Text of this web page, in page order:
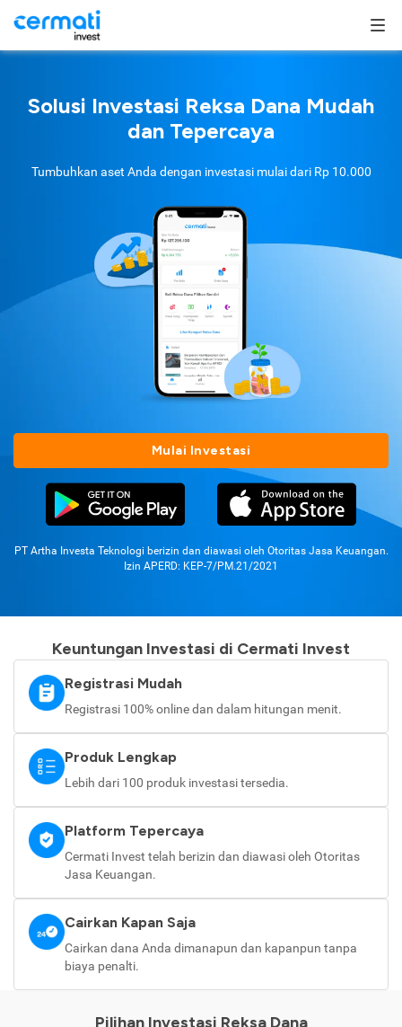
Solusi Investasi Reksa Dana Mudah
dan Tepercaya
Tumbuhkan aset Anda dengan investasi mulai dari Rp 10.000
Mulai Investasi
PT Artha Investa Teknologi berizin dan diawasi oleh Otoritas Jasa Keuangan.
Izin APERD: KEP-7/PM.21/2021
Keuntungan Investasi di Cermati Invest
Registrasi Mudah
Registrasi 100% online dan dalam hitungan menit.
Produk Lengkap
Lebih dari 100 produk investasi tersedia.
Platform Tepercaya
Cermati Invest telah berizin dan diawasi oleh Otoritas
Jasa Keuangan.
Cairkan Kapan Saja
Cairkan dana Anda dimanapun dan kapanpun tanpa
biaya penalti.
Pilihan Investasi Reksa Dana